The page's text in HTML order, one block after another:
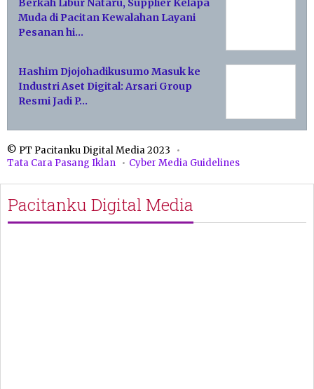
Muda di Pacitan Kewalahan Layani
Pesanan hi…
Hashim Djojohadikusumo Masuk ke
Industri Aset Digital: Arsari Group
Resmi Jadi P…
© PT Pacitanku Digital Media 2023
Tata Cara Pasang Iklan
Cyber Media Guidelines
Pacitanku Digital Media